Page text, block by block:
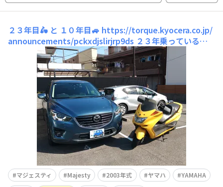
２３年目🛵 と １０年目🚙 https://torque.kyocera.co.jp/
announcements/pckxdjslirjrp9ds ２３年乗っている🛵
黄マジェ と １０年乗っている🚙CX-5。この組み合わせ、
🛵冷却水漏れなどで二輪は終わりか？乗り換えか？悩み
マジェスティ Majesty 2003年式 ヤマハ
YAMAHA